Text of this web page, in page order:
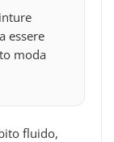
essere
moda
fluido,